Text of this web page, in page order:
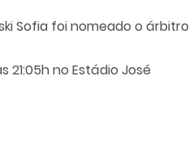
Sofia foi nomeado o árbitro
21:05h no Estádio José